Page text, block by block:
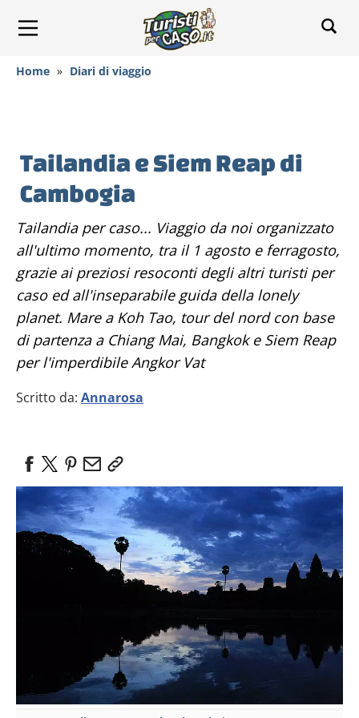
Home » Diari di viaggio
Tailandia e Siem Reap di
Cambogia
Tailandia per caso... Viaggio da noi organizzato
all'ultimo momento, tra il 1 agosto e ferragosto,
grazie ai preziosi resoconti degli altri turisti per
caso ed all'inseparabile guida della lonely
planet. Mare a Koh Tao, tour del nord con base
di partenza a Chiang Mai, Bangkok e Siem Reap
per l'imperdibile Angkor Vat
Scritto da: Annarosa